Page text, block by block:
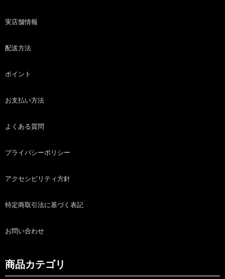
実店舗情報
配送方法
ポイント
お支払い方法
よくある質問
プライバシーポリシー
アクセシビリティ方針
特定商取引法に基づく表記
お問い合わせ
商品カテゴリ